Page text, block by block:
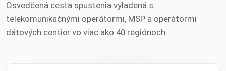
Osvedčená cesta spustenia vyladená s
telekomunikačnými operátormi, MSP a operátormi
dátových centier vo viac ako 40 regiónoch.